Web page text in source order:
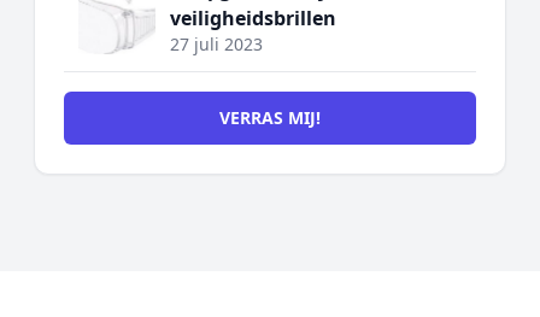
veiligheidsbrillen
27 juli 2023
VERRAS MIJ!